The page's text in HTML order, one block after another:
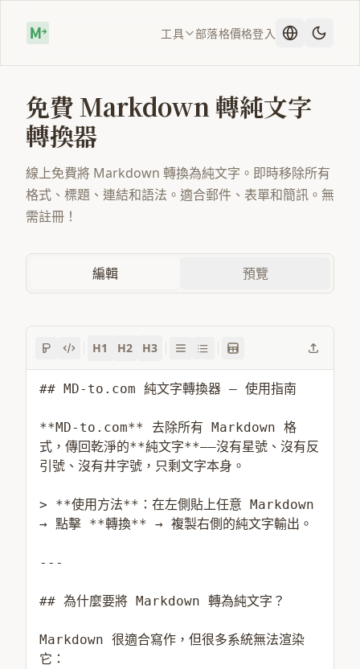
工具 部落格價格登入
免費 Markdown 轉純文字
轉換器
線上免費將 Markdown 轉換為純文字。即時移除所有
格式、標題、連結和語法。適合郵件、表單和簡訊。無
需註冊！
編輯 預覽
H1 H2 H3